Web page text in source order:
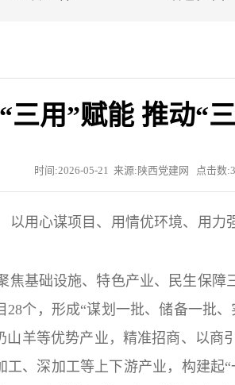
三用”赋能 推动“
时间:2026-05-21 来源:陕西党建网 点击数:
以用心谋项目、用情优环境、用
基础设施、特色产业、民生保障
个，形成“谋划一批、储备一批
羊等优势产业，精准招商、以
、深加工等上下游产业，构建